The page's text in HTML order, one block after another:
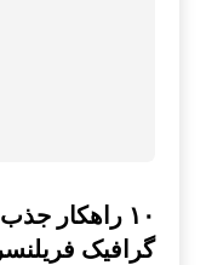
۱۰ راهکار
گرافیک فریلنسر